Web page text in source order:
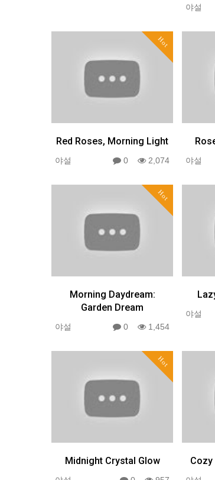
야설
Hot
Red Roses, Morning Light
야설 0 2,074 야설
Hot
Morning Daydream:
Garden Dream
야설 0 1,454
야설
Hot
Midnight Crystal Glow